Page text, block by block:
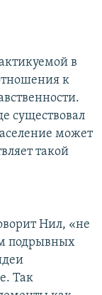
в
к
существовал
может
такой
Нил, «не
подрывных
Так